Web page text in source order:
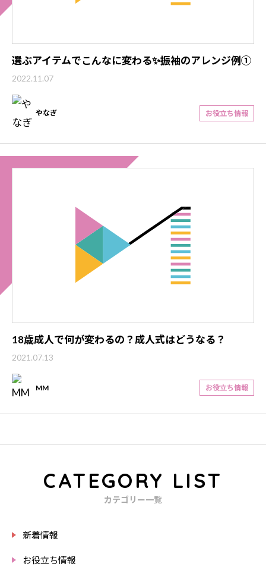
選ぶアイテムでこんなに変わる✨振袖のアレンジ例①
2022.11.07
やなぎ お役立ち情報
18歳成人で何が変わるの？成人式はどうなる？
2021.07.13
MM お役立ち情報
CATEGORY LIST
カテゴリー一覧
新着情報
お役立ち情報